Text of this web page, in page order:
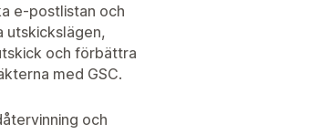
e-postlistan och
utskickslägen,
och förbättra
med GSC.
och